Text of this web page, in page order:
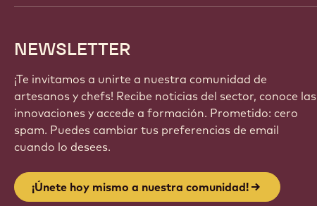
NEWSLETTER
¡Te invitamos a unirte a nuestra comunidad de
artesanos y chefs! Recibe noticias del sector, conoce las
innovaciones y accede a formación. Prometido: cero
spam. Puedes cambiar tus preferencias de email
cuando lo desees.
¡Únete hoy mismo a nuestra comunidad!